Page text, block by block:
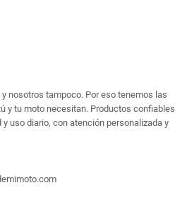
nosotros tampoco. Por eso tenemos las
y tu moto necesitan. Productos confiables
uso diario, con atención personalizada y